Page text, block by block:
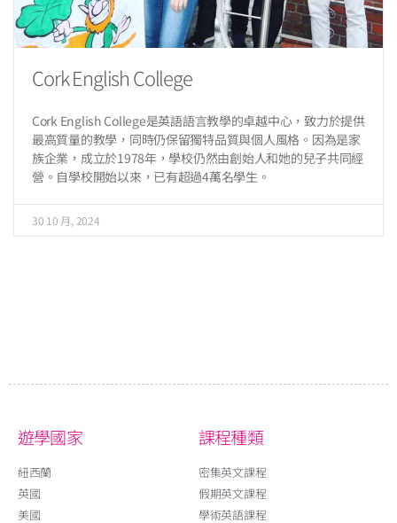
Cork English College
Cork English College是英語語言教學的卓越中心，致力於提供
最高質量的教學，同時仍保留獨特品質與個人風格。因為是家
族企業，成立於1978年，學校仍然由創始人和她的兒子共同經
營。自學校開始以來，已有超過4萬名學生。
30 10 月, 2024
遊學國家
紐西蘭
英國
美國
課程種類
密集英文課程
假期英文課程
學術英語課程